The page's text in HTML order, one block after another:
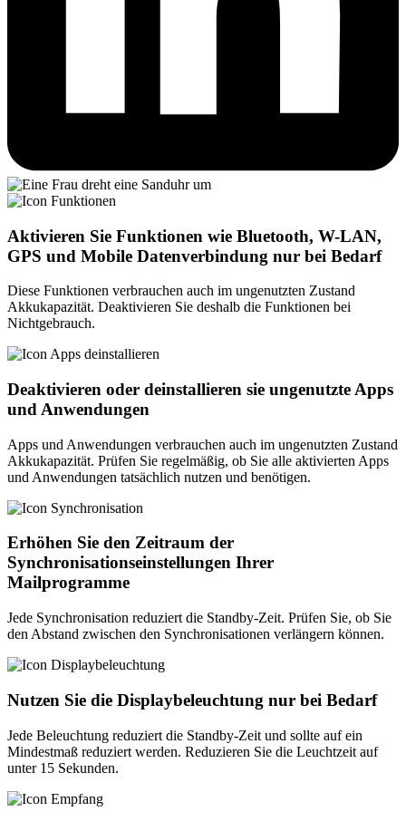
Aktivieren Sie Funktionen wie Bluetooth, W-LAN,
GPS und Mobile Datenverbindung nur bei Bedarf
Diese Funktionen verbrauchen auch im ungenutzten Zustand
Akkukapazität. Deaktivieren Sie deshalb die Funktionen bei
Nichtgebrauch.
Deaktivieren oder deinstallieren sie ungenutzte Apps
und Anwendungen
Apps und Anwendungen verbrauchen auch im ungenutzten Zustand
Akkukapazität. Prüfen Sie regelmäßig, ob Sie alle aktivierten Apps
und Anwendungen tatsächlich nutzen und benötigen.
Erhöhen Sie den Zeitraum der
Synchronisationseinstellungen Ihrer
Mailprogramme
Jede Synchronisation reduziert die Standby-Zeit. Prüfen Sie, ob Sie
den Abstand zwischen den Synchronisationen verlängern können.
Nutzen Sie die Displaybeleuchtung nur bei Bedarf
Jede Beleuchtung reduziert die Standby-Zeit und sollte auf ein
Mindestmaß reduziert werden. Reduzieren Sie die Leuchtzeit auf
unter 15 Sekunden.